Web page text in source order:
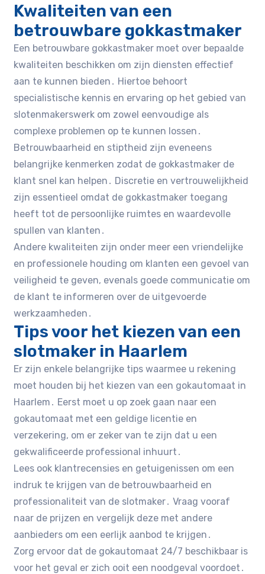
Kwaliteiten van een
betrouwbare gokkastmaker
Een betrouwbare gokkastmaker moet over bepaalde
kwaliteiten beschikken om zijn diensten effectief
aan te kunnen bieden․ Hiertoe behoort
specialistische kennis en ervaring op het gebied van
slotenmakerswerk om zowel eenvoudige als
complexe problemen op te kunnen lossen․
Betrouwbaarheid en stiptheid zijn eveneens
belangrijke kenmerken zodat de gokkastmaker de
klant snel kan helpen․ Discretie en vertrouwelijkheid
zijn essentieel omdat de gokkastmaker toegang
heeft tot de persoonlijke ruimtes en waardevolle
spullen van klanten․
Andere kwaliteiten zijn onder meer een vriendelijke
en professionele houding om klanten een gevoel van
veiligheid te geven, evenals goede communicatie om
de klant te informeren over de uitgevoerde
werkzaamheden․
Tips voor het kiezen van een
slotmaker in Haarlem
Er zijn enkele belangrijke tips waarmee u rekening
moet houden bij het kiezen van een gokautomaat in
Haarlem․ Eerst moet u op zoek gaan naar een
gokautomaat met een geldige licentie en
verzekering, om er zeker van te zijn dat u een
gekwalificeerde professional inhuurt․
Lees ook klantrecensies en getuigenissen om een
indruk te krijgen van de betrouwbaarheid en
professionaliteit van de slotmaker․ Vraag vooraf
naar de prijzen en vergelijk deze met andere
aanbieders om een eerlijk aanbod te krijgen․
Zorg ervoor dat de gokautomaat 24/7 beschikbaar is
voor het geval er zich ooit een noodgeval voordoet․